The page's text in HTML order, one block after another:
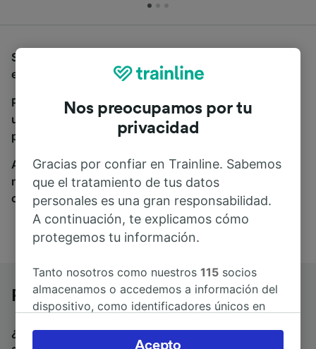
Si estás buscando autobuses de Parthenay a Nantes,
estás en el sitio adecuado.
Para encontrar billetes de autobús, simplemente haz
una búsqueda y nosotros compararemos horarios y
precios tanto de tren como de autobús.
A donde quiera que vayas, tu viaje empieza con
nosotros. Encuentra billetes de más de 170
compañías de tren y autobús.
Parthenay a Nantes en autobús
¿Estás buscando un billete de vuelta para volver en
Nos preocupamos por tu
privacidad
Gracias por confiar en Trainline. Sabemos
que el tratamiento de tus datos
personales es una gran responsabilidad.
A continuación, te explicamos cómo
protegemos tu información.
Tanto nosotros como nuestros115 socios
almacenamos o accedemos a información del
dispositivo, como identificadores únicos en
Puedes aceptar o administrar tus preferencias
Acepto